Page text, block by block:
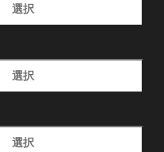
選択
選択
選択